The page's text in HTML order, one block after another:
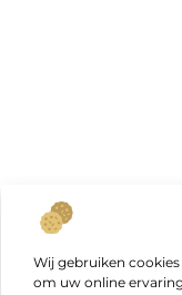
Wij gebruiken
om uw online